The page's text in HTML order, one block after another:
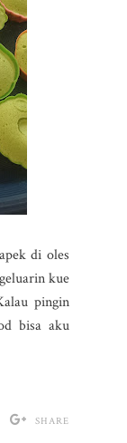
di oles
kue
pingin
bisa aku
SHARE